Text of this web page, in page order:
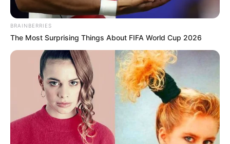
ungewöhnlich viel zu sehen und erleben gibt.
Tiger & Turtle in Duisburg
Auf einer ehemaligen Schlackenhalde, die
Anfang dieses Jahrtausends bepflanzt und
begrünt wurde, erhebt sich eine riesige
Skulptur, die als begehbare Achterbahn sowohl ein
beliebtes Ausflugsziel, als auch ein neues Wahrzeichen
von Duisburgist.
Sechs-Seen-Platte
BRAINBERRIES
The Most Surprising Things About FIFA World Cup 2026